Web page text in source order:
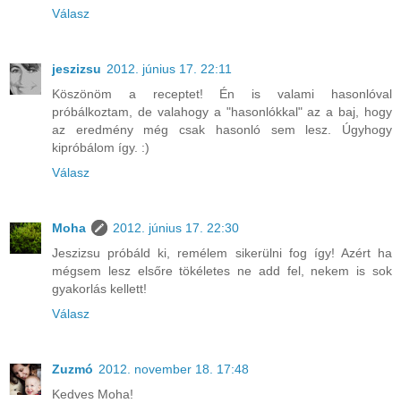
Válasz
jeszizsu 2012. június 17. 22:11
Köszönöm a receptet! Én is valami hasonlóval
próbálkoztam, de valahogy a "hasonlókkal" az a baj, hogy
az eredmény még csak hasonló sem lesz. Úgyhogy
kipróbálom így. :)
Válasz
Moha
2012. június 17. 22:30
Jeszizsu próbáld ki, remélem sikerülni fog így! Azért ha
mégsem lesz elsőre tökéletes ne add fel, nekem is sok
gyakorlás kellett!
Válasz
Zuzmó 2012. november 18. 17:48
Kedves Moha!